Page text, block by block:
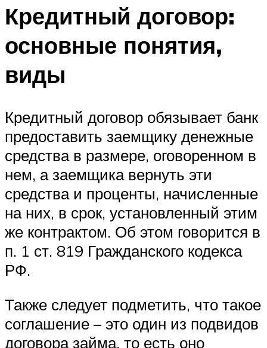
Кредитный договор:
основные понятия,
виды
Кредитный договор обязывает банк
предоставить заемщику денежные
средства в размере, оговоренном в
нем, а заемщика вернуть эти
средства и проценты, начисленные
на них, в срок, установленный этим
же контрактом. Об этом говорится в
п. 1 ст. 819 Гражданского кодекса
РФ.
Также следует подметить, что такое
соглашение – это один из подвидов
договора займа, то есть оно